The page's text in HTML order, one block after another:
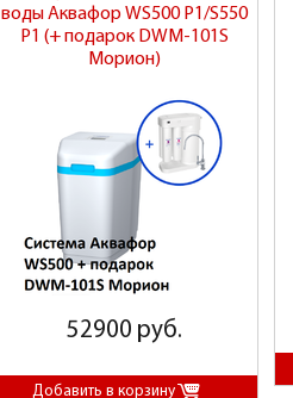
воды Аквафор WS500 P1/S550
P1 (+ подарок DWM-101S
Морион)
52900 руб.